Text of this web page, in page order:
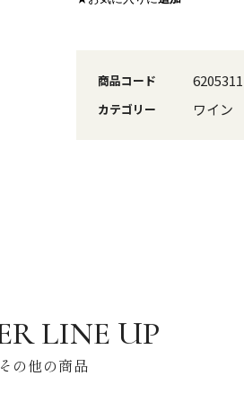
商品コード 6205311
カテゴリー ワイン
その他の商品